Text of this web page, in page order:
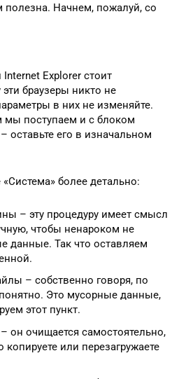
полезна. Начнем, пожалуй, со
Explorer стоит
эти браузеры никто не
в них не изменяйте.
поступаем и с блоком
оставьте его в изначальном
более детально:
– эту процедуру имеет смысл
чтобы ненароком не
данные. Так что оставляем
– собственно говоря, по
Это мусорные данные,
этот пункт.
он очищается самостоятельно,
копируете или перезагружаете